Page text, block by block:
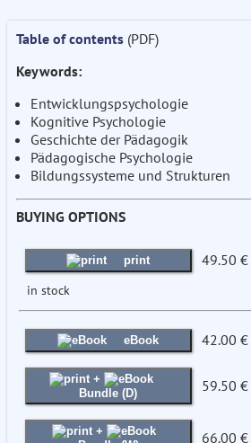
Table of contents (PDF)
Keywords:
Entwicklungspsychologie
Kognitive Psychologie
Geschichte der Pädagogik
Pädagogische Psychologie
Bildungssysteme und Strukturen
BUYING OPTIONS
print 49.50 €
in stock
eBook 42.00 €
+
Bundle (D)
59.50 €
+
66.00 €